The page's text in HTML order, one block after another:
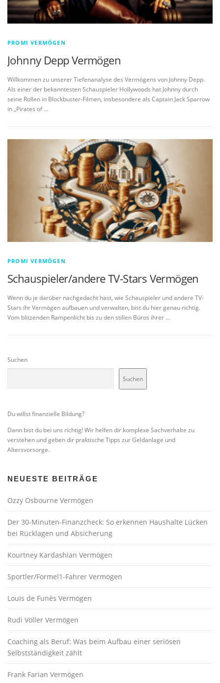
PROMI VERMÖGEN
Johnny Depp Vermögen
Willkommen zu unserer Tiefenanalyse des Vermögens von Johnny Depp.
Als einer der bekanntesten Schauspieler Hollywoods hat Johnny durch
seine Rollen in Blockbuster-Filmen, insbesondere als Captain Jack Sparrow
in „Pirates of …
PROMI VERMÖGEN
Schauspieler/andere TV-Stars Vermögen
Wenn du je darüber nachgedacht hast, wie Schauspieler und andere TV-
Stars ihr Vermögen aufbauen und verwalten, bist du hier genau richtig.
Vom blitzenden Rampenlicht bis zu den stillen Büros ihrer …
Suchen
Suchen
Du willst finanzielle Bildung?
Dann bist du bei uns richtig! Wir helfen dir komplexe Sachverhalte zu
verstehen und geben dir praktische Tipps zur Geldanlage und
Altersvorsorge.
NEUESTE BEITRÄGE
Ozzy Osbourne Vermögen
Der 30-Minuten-Finanzcheck: So erkennen Haushalte Lücken
bei Rücklagen und Absicherung
Kourtney Kardashian Vermögen
Sportler/Formel1-Fahrer Vermögen
Louis de Funès Vermögen
Rudi Völler Vermögen
Coaching als Beruf: Was beim Aufbau einer seriösen
Selbstständigkeit zählt
Frank Farian Vermögen